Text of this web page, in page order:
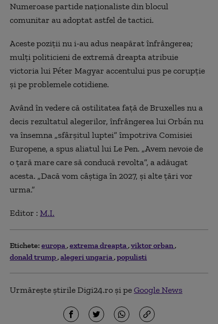
Numeroase partide naţionaliste din blocul
comunitar au adoptat astfel de tactici.
Aceste poziţii nu i-au adus neapărat înfrângerea;
mulţi politicieni de extremă dreapta atribuie
victoria lui Péter Magyar accentului pus pe corupţie
şi pe problemele cotidiene.
Având în vedere că ostilitatea faţă de Bruxelles nu a
decis rezultatul alegerilor, înfrângerea lui Orbán nu
va însemna „sfârşitul luptei” împotriva Comisiei
Europene, a spus aliatul lui Le Pen. „Avem nevoie de
o ţară mare care să conducă revolta”, a adăugat
acesta. „Dacă vom câştiga în 2027, şi alte ţări vor
urma.”
Editor : M.I.
Etichete: europa extrema dreapta viktor orban
donald trump alegeri ungaria populisti
Urmărește știrile Digi24.ro și peGoogle News